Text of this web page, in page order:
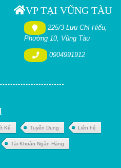
VP TẠI VŨNG TÀU
225/3 Lưu Chí Hiếu,
Phường 10, Vũng Tàu
0904991912
Kế Tuyển Dụng Liên hệ
Tài Khoản Ngân Hàng